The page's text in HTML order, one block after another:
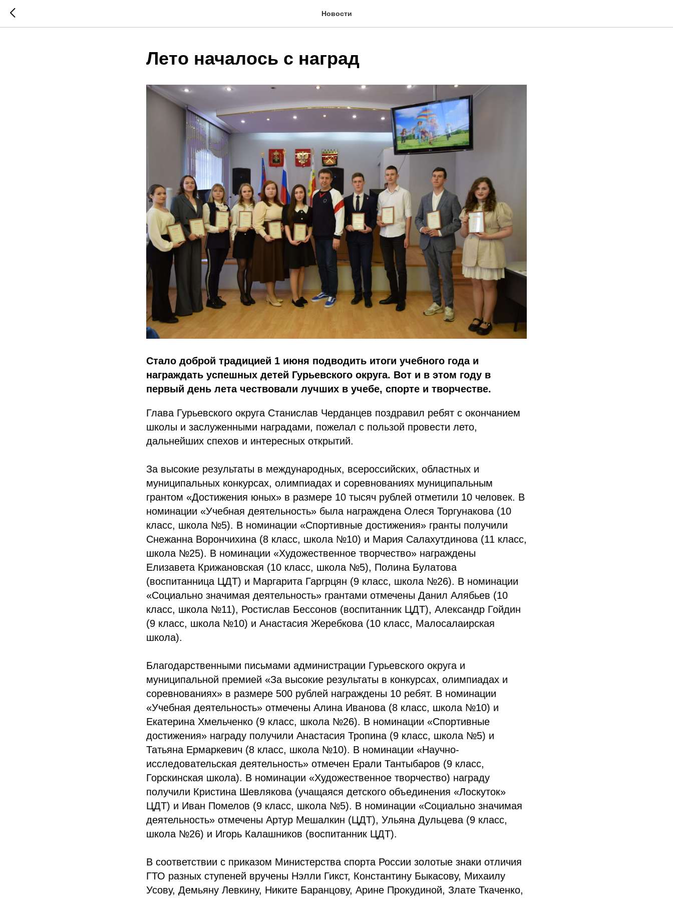
Новости
Лето началось с наград
Стало доброй традицией 1 июня подводить итоги учебного года и
награждать успешных детей Гурьевского округа. Вот и в этом году в
первый день лета чествовали лучших в учебе, спорте и творчестве.
Глава Гурьевского округа Станислав Черданцев поздравил ребят с окончанием
школы и заслуженными наградами, пожелал с пользой провести лето,
дальнейших спехов и интересных открытий.
За высокие результаты в международных, всероссийских, областных и
муниципальных конкурсах, олимпиадах и соревнованиях муниципальным
грантом «Достижения юных» в размере 10 тысяч рублей отметили 10 человек. В
номинации «Учебная деятельность» была награждена Олеся Торгунакова (10
класс, школа №5). В номинации «Спортивные достижения» гранты получили
Снежанна Ворончихина (8 класс, школа №10) и Мария Салахутдинова (11 класс,
школа №25). В номинации «Художественное творчество» награждены
Елизавета Крижановская (10 класс, школа №5), Полина Булатова
(воспитанница ЦДТ) и Маргарита Гаргрцян (9 класс, школа №26). В номинации
«Социально значимая деятельность» грантами отмечены Данил Алябьев (10
класс, школа №11), Ростислав Бессонов (воспитанник ЦДТ), Александр Гойдин
(9 класс, школа №10) и Анастасия Жеребкова (10 класс, Малосалаирская
школа).
Благодарственными письмами администрации Гурьевского округа и
муниципальной премией «За высокие результаты в конкурсах, олимпиадах и
соревнованиях» в размере 500 рублей награждены 10 ребят. В номинации
«Учебная деятельность» отмечены Алина Иванова (8 класс, школа №10) и
Екатерина Хмельченко (9 класс, школа №26). В номинации «Спортивные
достижения» награду получили Анастасия Тропина (9 класс, школа №5) и
Татьяна Ермаркевич (8 класс, школа №10). В номинации «Научно-
исследовательская деятельность» отмечен Ерали Тантыбаров (9 класс,
Горскинская школа). В номинации «Художественное творчество) награду
получили Кристина Шевлякова (учащаяся детского объединения «Лоскуток»
ЦДТ) и Иван Помелов (9 класс, школа №5). В номинации «Социально значимая
деятельность» отмечены Артур Мешалкин (ЦДТ), Ульяна Дульцева (9 класс,
школа №26) и Игорь Калашников (воспитанник ЦДТ).
В соответствии с приказом Министерства спорта России золотые знаки отличия
ГТО разных ступеней вручены Нэлли Гикст, Константину Быкасову, Михаилу
Усову, Демьяну Левкину, Никите Баранцову, Арине Прокудиной, Злате Ткаченко,